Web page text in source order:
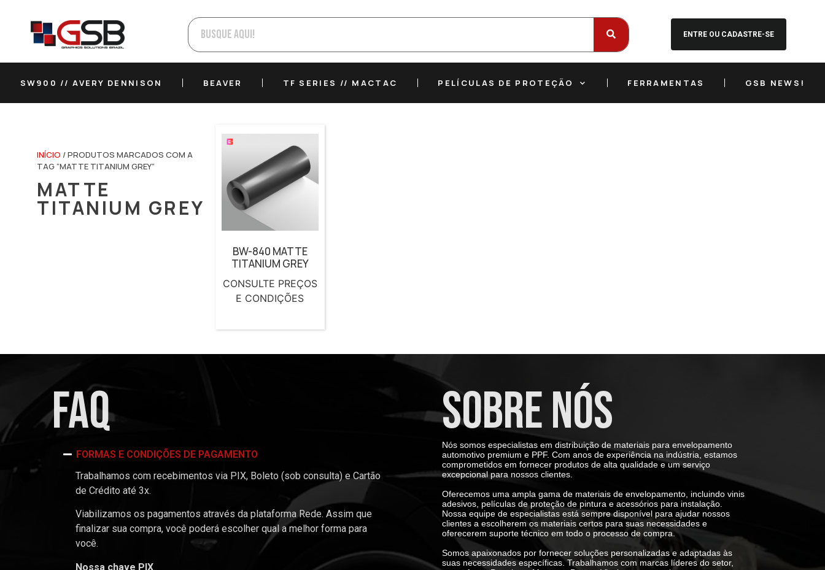
ENTRE OU CADASTRE-SE
SW900 // AVERY DENNISON BEAVER TF SERIES // MACTAC PELÍCULAS DE PROTEÇÃO FERRAMENTAS GSB NEWS!
INÍCIO / PRODUTOS MARCADOS COM A
TAG “MATTE TITANIUM GREY”
MATTE
TITANIUM GREY
BW-840 MATTE
TITANIUM GREY
CONSULTE PREÇOS
E CONDIÇÕES
FAQ
FORMAS E CONDIÇÕES DE PAGAMENTO
Trabalhamos com recebimentos via PIX, Boleto (sob consulta) e Cartão
de Crédito até 3x.
Viabilizamos os pagamentos através da plataforma Rede. Assim que
finalizar sua compra, você poderá escolher qual a melhor forma para
você.
Nossa chave PIX
SOBRE NÓS
Nós somos especialistas em distribuição de materiais para envelopamento
automotivo premium e PPF. Com anos de experiência na indústria, estamos
comprometidos em fornecer produtos de alta qualidade e um serviço
excepcional para nossos clientes.
Oferecemos uma ampla gama de materiais de envelopamento, incluindo vinis
adesivos, películas de proteção de pintura e acessórios para instalação.
Nossa equipe de especialistas está sempre disponível para ajudar nossos
clientes a escolherem os materiais certos para suas necessidades e
oferecerem suporte técnico em todo o processo de compra.
Somos apaixonados por fornecer soluções personalizadas e adaptadas às
suas necessidades específicas. Trabalhamos com marcas líderes do setor,